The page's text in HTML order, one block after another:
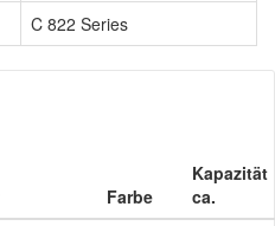
C 822 Series
Farbe
Kapazität
ca.